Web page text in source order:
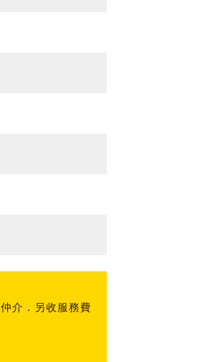
仲介．另收服務費